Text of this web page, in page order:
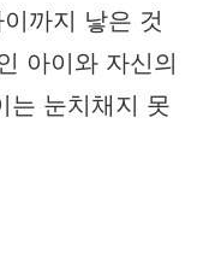
까지 낳은 것
아이와 자신의
는 눈치채지 못